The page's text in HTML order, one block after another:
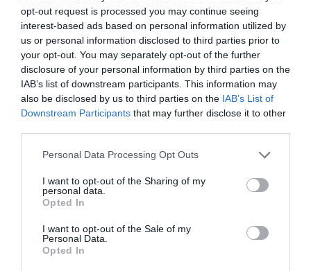
opt-out request is processed you may continue seeing
interest-based ads based on personal information utilized by
us or personal information disclosed to third parties prior to
your opt-out. You may separately opt-out of the further
disclosure of your personal information by third parties on the
IAB’s list of downstream participants. This information may
also be disclosed by us to third parties on the IAB’s List of
Downstream Participants that may further disclose it to other
Please note that this website/app uses one or more Google
not limited to your visit or usage behaviour. You may click to
grant or deny consent to Google and its third-party tags to
use your data for below specified purposes in below Google
consent section.
Personal Data Processing Opt Outs
I want to opt-out of the Sharing of my
personal data.
Opted In
I want to opt-out of the Sale of my
Personal Data.
Opted In
Raliautóként is jön az új Citroen C3
Jövőre rali-bajnoki címre tör a Citroen